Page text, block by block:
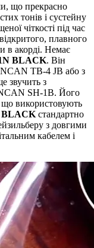
що прекрасно
тонів і сустейну
чіткості під час
плавного
в акорді. Немає
BLACK. Він
TB-4 JB або з
звучить з
SH-1B. Його
що використовують
BLACK стандартно
з довгими
кабелем і